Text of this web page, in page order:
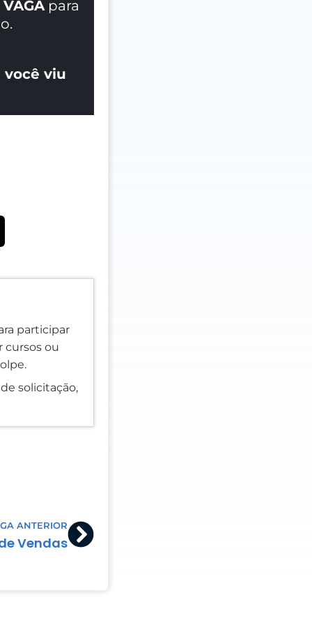
para
você viu
participar
cursos ou
solicitação,
ANTERIOR
Vendas
Next